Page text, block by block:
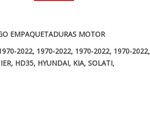
EMPAQUETADURAS MOTOR
2022, 1970-2022, 1970-2022, 1970-2022,
, HD35, HYUNDAI, KIA,SOLATI,